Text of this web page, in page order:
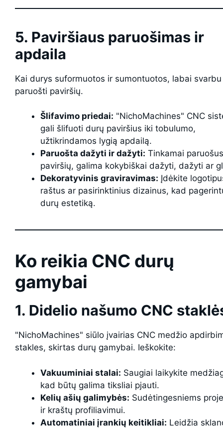
5. Paviršiaus paruošimas ir
apdaila
Kai durys suformuotos ir sumontuotos, labai svarbu
paruošti paviršių.
Šlifavimo priedai: "NichoMachines" CNC
gali šlifuoti durų paviršius iki tobulumo,
užtikrindamos lygią apdailą.
Paruošta dažyti ir dažyti: Tinkamai paruošus
paviršių, galima kokybiškai dažyti, dažyti ar
Dekoratyvinis graviravimas: Įdėkite
raštus ar pasirinktinius dizainus, kad
durų estetiką.
Ko reikia CNC durų
gamybai
1. Didelio našumo CNC
"NichoMachines" siūlo įvairias CNC medžio
stakles, skirtas durų gamybai. Ieškokite:
Vakuuminiai stalai: Saugiai laikykite
kad būtų galima tiksliai pjauti.
Kelių ašių galimybės: Sudėtingesniems
ir kraštų profiliavimui.
Automatiniai įrankių keitikliai: Leidžia